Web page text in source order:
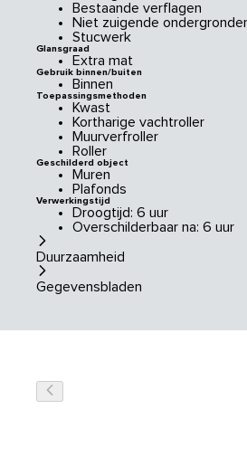
Bestaande verflagen
Niet zuigende
Stucwerk
Glansgraad
Extra mat
Gebruik binnen/buiten
Binnen
Toepassingsmethoden
Kwast
Kortharige vachtroller
Muurverfroller
Roller
Geschilderd object
Muren
Plafonds
Verwerkingstijd
Droogtijd: 6 uur
Overschilderbaar na: 6 uur
Duurzaamheid
Gegevensbladen